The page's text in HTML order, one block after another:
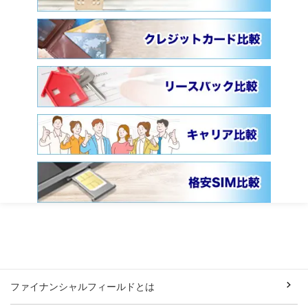
ファイナンシャルフィールドとは